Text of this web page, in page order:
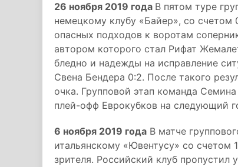
26 ноября 2019 года В пятом туре
немецкому клубу «Байер», со счетом
опасных подходов к воротам
автором которого стал Рифат
бледно и надежды на исправление
Свена Бендера 0:2. После такого
очка. Групповой этап команда
плей-офф Еврокубков на следующий
6 ноября 2019 года В матче
итальянскому «Ювентусу» со счетом
зрителя. Российский клуб